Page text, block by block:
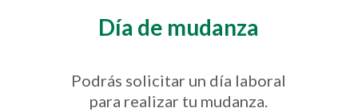
Día de mudanza
Podrás solicitar un día laboral
para realizar tu mudanza.